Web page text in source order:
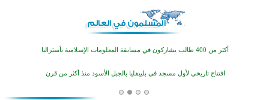
افتتاح تاريخي لأول مسجد في بلييفليا بالجبل الأسود منذ أكثر من قرن
منطقة ريبوفسي تحتفل بميلاد مسجد جديد في أجواء إيمانية مميزة
أكبر مشروع إسلامي في ريف أستراليا يفتتح أبوابه بعد سنوات من العمل والعطاء